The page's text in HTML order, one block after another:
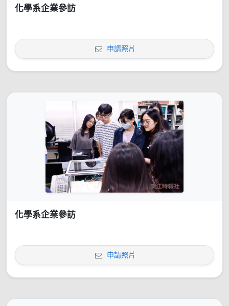
化學系企業參訪
申請照片
化學系企業參訪
申請照片